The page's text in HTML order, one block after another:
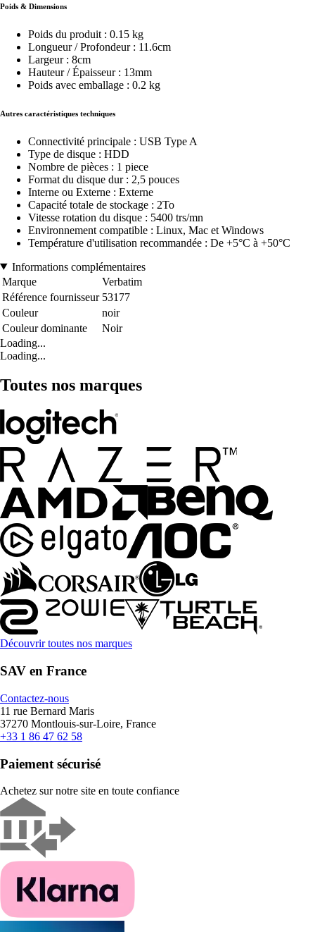
Poids & Dimensions
Poids du produit : 0.15 kg
Longueur / Profondeur : 11.6cm
Largeur : 8cm
Hauteur / Épaisseur : 13mm
Poids avec emballage : 0.2 kg
Autres caractéristiques techniques
Connectivité principale : USB Type A
Type de disque : HDD
Nombre de pièces : 1 piece
Format du disque dur : 2,5 pouces
Interne ou Externe : Externe
Capacité totale de stockage : 2To
Vitesse rotation du disque : 5400 trs/mn
Environnement compatible : Linux, Mac et Windows
Température d'utilisation recommandée : De +5°C à +50°C
Informations complémentaires
Marque
Verbatim
Référence fournisseur 53177
Couleur
noir
Couleur dominante
Noir
Loading...
Loading...
Toutes nos marques
Découvrir toutes nos marques
SAV en France
Contactez-nous
11 rue Bernard Maris
37270 Montlouis-sur-Loire, France
+33 1 86 47 62 58
Paiement sécurisé
Achetez sur notre site en toute confiance